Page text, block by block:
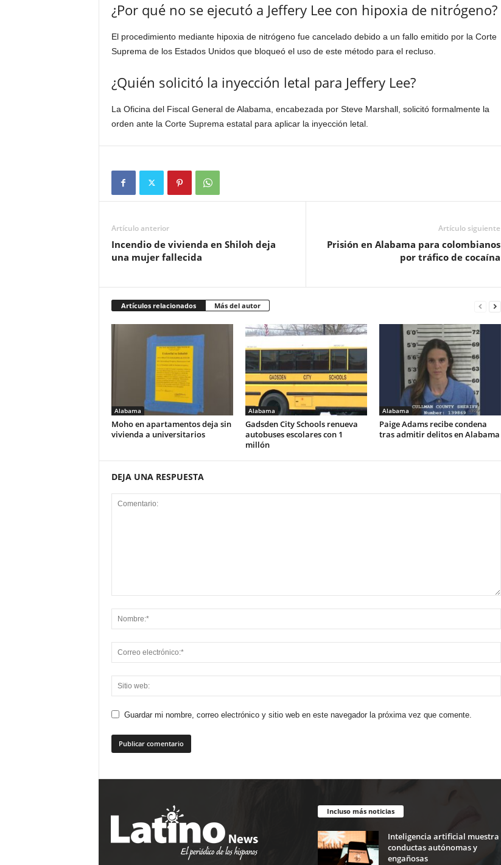
¿Por qué no se ejecutó a Jeffery Lee con hipoxia de nitrógeno?
El procedimiento mediante hipoxia de nitrógeno fue cancelado debido a un fallo emitido por la Corte
Suprema de los Estados Unidos que bloqueó el uso de este método para el recluso.
¿Quién solicitó la inyección letal para Jeffery Lee?
La Oficina del Fiscal General de Alabama, encabezada por Steve Marshall, solicitó formalmente la
orden ante la Corte Suprema estatal para aplicar la inyección letal.
Artículo anterior
Incendio de vivienda en Shiloh deja
una mujer fallecida
Artículo siguiente
Prisión en Alabama para colombianos
por tráfico de cocaína
Artículos relacionados Más del autor
Alabama
Moho en apartamentos deja sin
vivienda a universitarios
Alabama
Gadsden City Schools renueva
autobuses escolares con 1
millón
Alabama
Paige Adams recibe condena
tras admitir delitos en Alabama
DEJA UNA RESPUESTA
Guardar mi nombre, correo electrónico y sitio web en este navegador la próxima vez que comente.
Incluso más noticias
Inteligencia artificial muestra
conductas autónomas y
engañosas